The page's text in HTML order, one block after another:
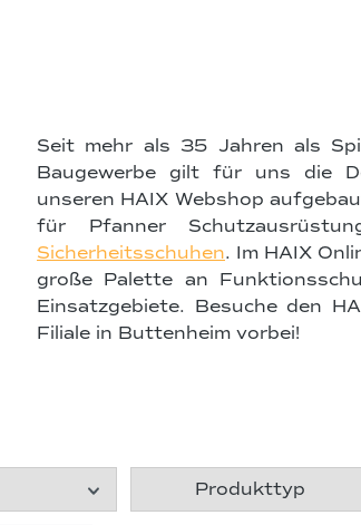
Seit mehr als 35 Jahren als
Baugewerbe gilt für uns die
unseren HAIX Webshop
für Pfanner
Sicherheitsschuhen. Im HAIX
große Palette an
Einsatzgebiete. Besuche den
Filiale in Buttenheim vorbei!
Produkttyp